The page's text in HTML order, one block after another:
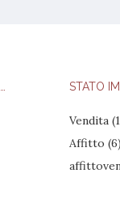
STATO
Vendita
Affitto (6)